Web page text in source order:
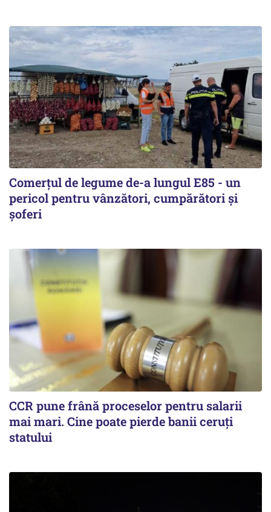
Comerțul de legume de-a lungul E85 - un
pericol pentru vânzători, cumpărători și
șoferi
CCR pune frână proceselor pentru salarii
mai mari. Cine poate pierde banii ceruți
statului